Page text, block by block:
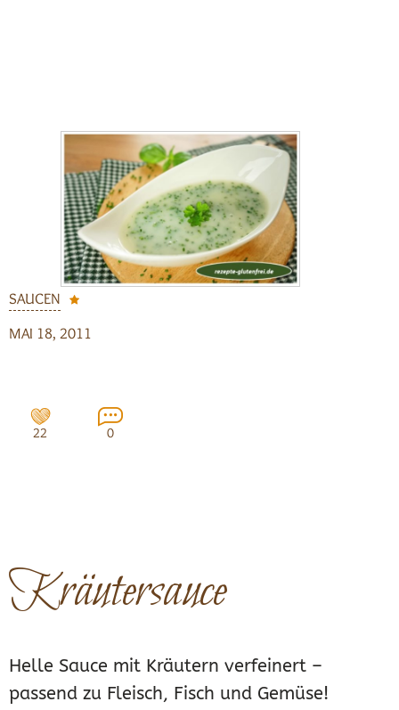
SAUCEN
MAI 18, 2011
22 0
Kräutersauce
Helle Sauce mit Kräutern verfeinert –
passend zu Fleisch, Fisch und Gemüse!